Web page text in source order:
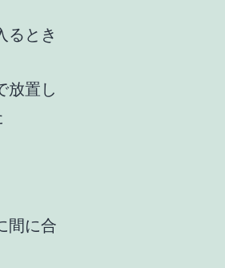
るとき
放置し
間に合